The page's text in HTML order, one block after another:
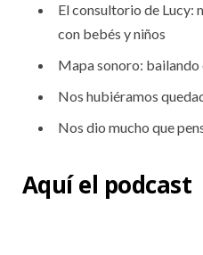
El consultorio de Lucy:
con bebés y niños
Mapa sonoro: bailando
Nos hubiéramos
Nos dio mucho que
Aquí el podcast